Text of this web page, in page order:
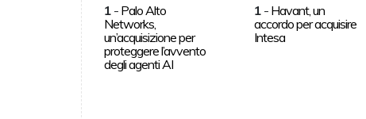
1- Palo Alto
Networks,
un’acquisizione per
proteggere l’avvento
degli agenti AI
1 - Havant, un
accordo per acquisire
Intesa